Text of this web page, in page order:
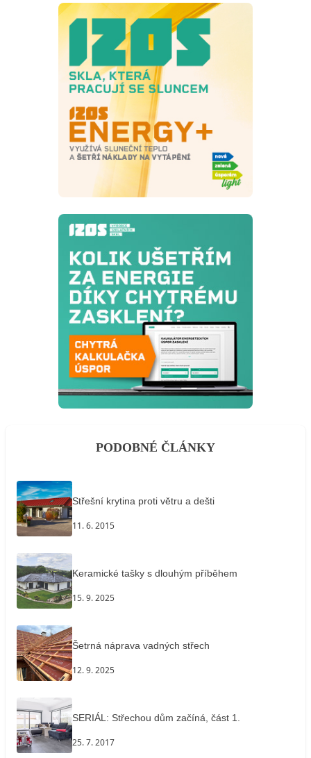
PODOBNÉ ČLÁNKY
Střešní krytina proti větru a dešti
11. 6. 2015
Keramické tašky s dlouhým příběhem
15. 9. 2025
Šetrná náprava vadných střech
12. 9. 2025
SERIÁL: Střechou dům začíná, část 1.
25. 7. 2017